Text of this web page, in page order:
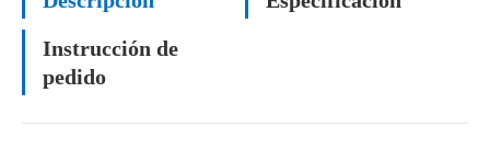
Instrucción de
pedido